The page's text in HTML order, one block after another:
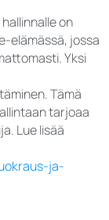
on
elämässä, jossa
Yksi
Tämä
tarjoaa
Lue lisää
ja-